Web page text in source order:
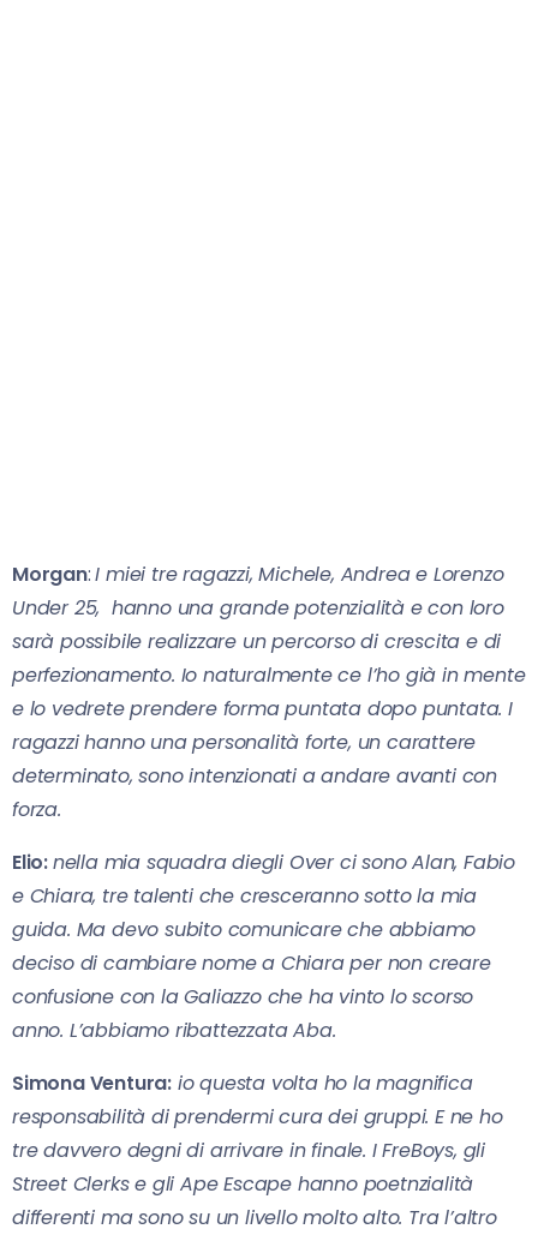
Morgan:I miei tre ragazzi, Michele, Andrea e Lorenzo
Under 25, hanno una grande potenzialità e con loro
sarà possibile realizzare un percorso di crescita e di
perfezionamento. Io naturalmente ce l’ho già in mente
e lo vedrete prendere forma puntata dopo puntata. I
ragazzi hanno una personalità forte, un carattere
determinato, sono intenzionati a andare avanti con
forza.
Elio:nella mia squadra diegli Over ci sono Alan, Fabio
e Chiara, tre talenti che cresceranno sotto la mia
guida. Ma devo subito comunicare che abbiamo
deciso di cambiare nome a Chiara per non creare
confusione con la Galiazzo che ha vinto lo scorso
anno. L’abbiamo ribattezzata Aba.
Simona Ventura: io questa volta ho la magnifica
responsabilità di prendermi cura dei gruppi. E ne ho
tre davvero degni di arrivare in finale. I FreBoys, gli
Street Clerks e gli Ape Escape hanno poetnzialità
differenti ma sono su un livello molto alto. Tra l’altro